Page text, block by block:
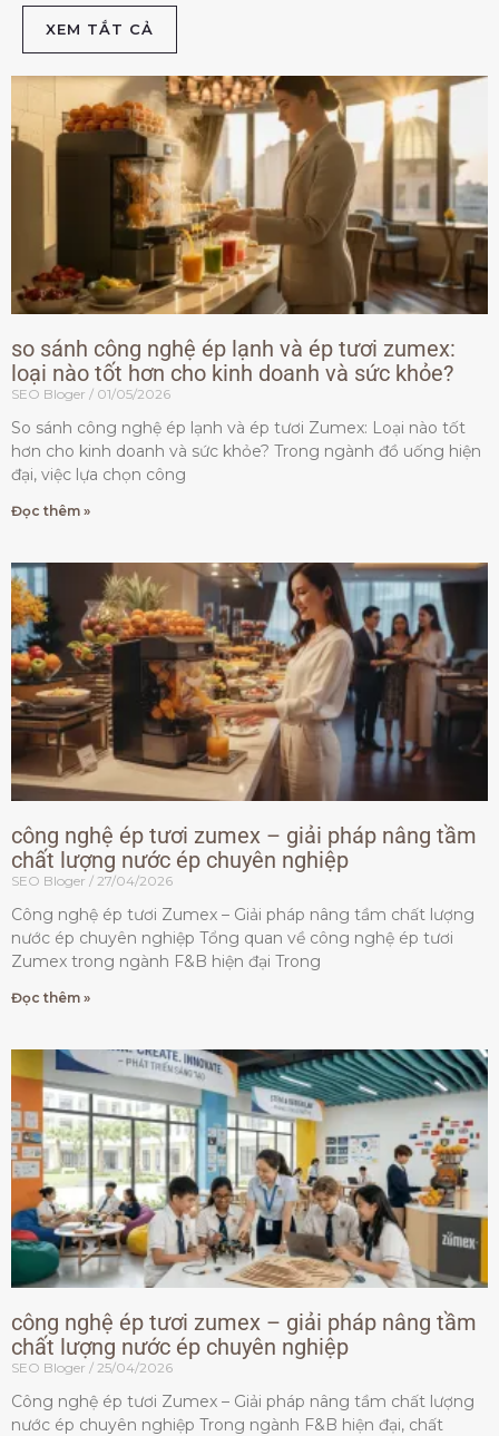
XEM TẮT CẢ
so sánh công nghệ ép lạnh và ép tươi zumex:
loại nào tốt hơn cho kinh doanh và sức khỏe?
SEO Bloger 01/05/2026
So sánh công nghệ ép lạnh và ép tươi Zumex: Loại nào tốt
hơn cho kinh doanh và sức khỏe? Trong ngành đồ uống hiện
đại, việc lựa chọn công
Đọc thêm »
công nghệ ép tươi zumex – giải pháp nâng tầm
chất lượng nước ép chuyên nghiệp
SEO Bloger 27/04/2026
Công nghệ ép tươi Zumex – Giải pháp nâng tầm chất lượng
nước ép chuyên nghiệp Tổng quan về công nghệ ép tươi
Zumex trong ngành F&B hiện đại Trong
Đọc thêm »
công nghệ ép tươi zumex – giải pháp nâng tầm
chất lượng nước ép chuyên nghiệp
SEO Bloger 25/04/2026
Công nghệ ép tươi Zumex – Giải pháp nâng tầm chất lượng
nước ép chuyên nghiệp Trong ngành F&B hiện đại, chất